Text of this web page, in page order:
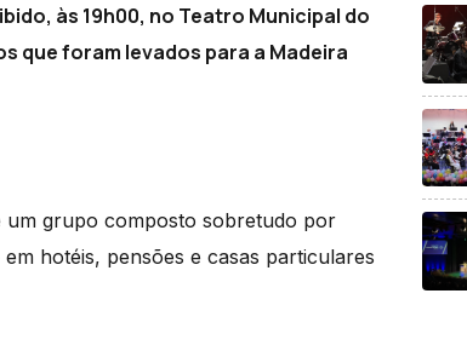
às 19h00, no Teatro Municipal do
que foram levados para a Madeira
um grupo composto sobretudo por
hotéis, pensões e casas particulares